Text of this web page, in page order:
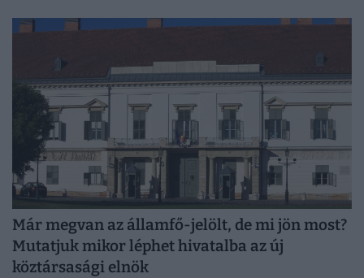
Már megvan az államfő-jelölt, de mi jön most?
Mutatjuk mikor léphet hivatalba az új
köztársasági elnök